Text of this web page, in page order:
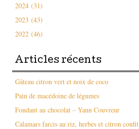
2024 (31)
2023 (43)
2022 (46)
Articles récents
Gâteau citron vert et noix de coco
Pain de macédoine de légumes
Fondant au chocolat – Yann Couvreur
Calamars farcis au riz, herbes et citron confit